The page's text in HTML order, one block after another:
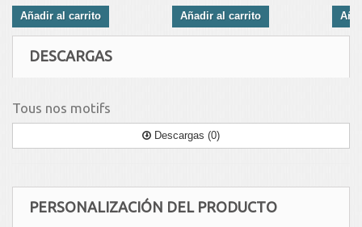
Añadir al carrito Añadir al carrito
DESCARGAS
Tous nos motifs
Descargas (0)
PERSONALIZACIÓN DEL PRODUCTO